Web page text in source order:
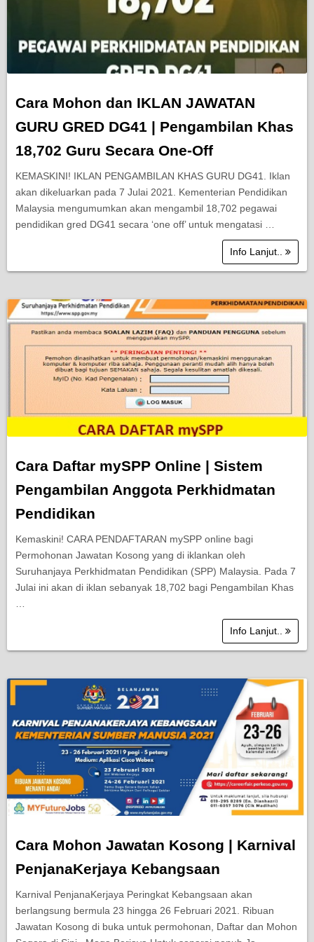
Cara Mohon dan IKLAN JAWATAN
GURU GRED DG41 | Pengambilan Khas
18,702 Guru Secara One-Off
KEMASKINI! IKLAN PENGAMBILAN KHAS GURU DG41. Iklan
akan dikeluarkan pada 7 Julai 2021. Kementerian Pendidikan
Malaysia mengumumkan akan mengambil 18,702 pegawai
pendidikan gred DG41 secara ‘one off’ untuk mengatasi …
Info Lanjut..
Cara Daftar mySPP Online | Sistem
Pengambilan Anggota Perkhidmatan
Pendidikan
Kemaskini! CARA PENDAFTARAN mySPP online bagi
Permohonan Jawatan Kosong yang di iklankan oleh
Suruhanjaya Perkhidmatan Pendidikan (SPP) Malaysia. Pada 7
Julai ini akan di iklan sebanyak 18,702 bagi Pengambilan Khas
Info Lanjut..
Cara Mohon Jawatan Kosong | Karnival
PenjanaKerjaya Kebangsaan
Karnival PenjanaKerjaya Peringkat Kebangsaan akan
berlangsung bermula 23 hingga 26 Februari 2021. Ribuan
Jawatan Kosong di buka untuk permohonan, Daftar dan Mohon